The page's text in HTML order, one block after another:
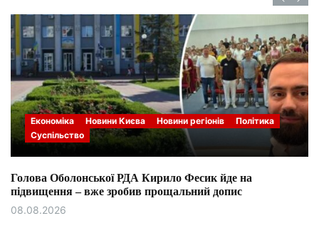
Економіка Новини Києва Новини регіонів
Політика
Суспільство
Голова Оболонської РДА Кирило Фесик йде на
підвищення – вже зробив прощальний допис
08.08.2026